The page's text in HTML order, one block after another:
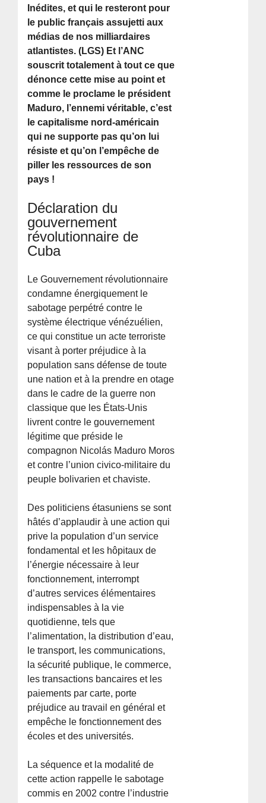
Inédites, et qui le resteront pour
le public français assujetti aux
médias de nos milliardaires
atlantistes. (LGS) Et l’ANC
souscrit totalement à tout ce que
dénonce cette mise au point et
comme le proclame le président
Maduro, l’ennemi véritable, c’est
le capitalisme nord-américain
qui ne supporte pas qu’on lui
résiste et qu’on l’empêche de
piller les ressources de son
pays !
Déclaration du
gouvernement
révolutionnaire de
Cuba
Le Gouvernement révolutionnaire
condamne énergiquement le
sabotage perpétré contre le
système électrique vénézuélien,
ce qui constitue un acte terroriste
visant à porter préjudice à la
population sans défense de toute
une nation et à la prendre en otage
dans le cadre de la guerre non
classique que les États-Unis
livrent contre le gouvernement
légitime que préside le
compagnon Nicolás Maduro Moros
et contre l’union civico-militaire du
peuple bolivarien et chaviste.
Des politiciens étasuniens se sont
hâtés d’applaudir à une action qui
prive la population d’un service
fondamental et les hôpitaux de
l’énergie nécessaire à leur
fonctionnement, interrompt
d’autres services élémentaires
indispensables à la vie
quotidienne, tels que
l’alimentation, la distribution d’eau,
le transport, les communications,
la sécurité publique, le commerce,
les transactions bancaires et les
paiements par carte, porte
préjudice au travail en général et
empêche le fonctionnement des
écoles et des universités.
La séquence et la modalité de
cette action rappelle le sabotage
commis en 2002 contre l’industrie